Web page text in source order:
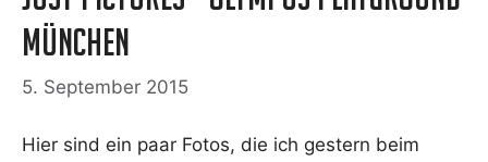
München
5. September 2015
Hier sind ein paar Fotos, die ich ges­tern beim